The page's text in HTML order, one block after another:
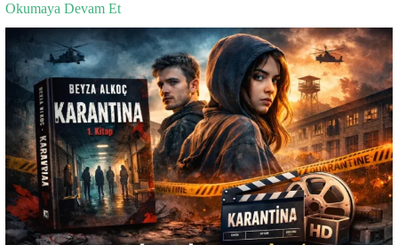
Okumaya Devam Et